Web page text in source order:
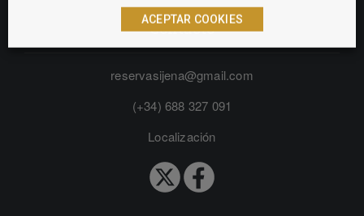
Contacto
reservasijena@gmail.com
(+34) 688 327 091
Localización
ACEPTAR COOKIES